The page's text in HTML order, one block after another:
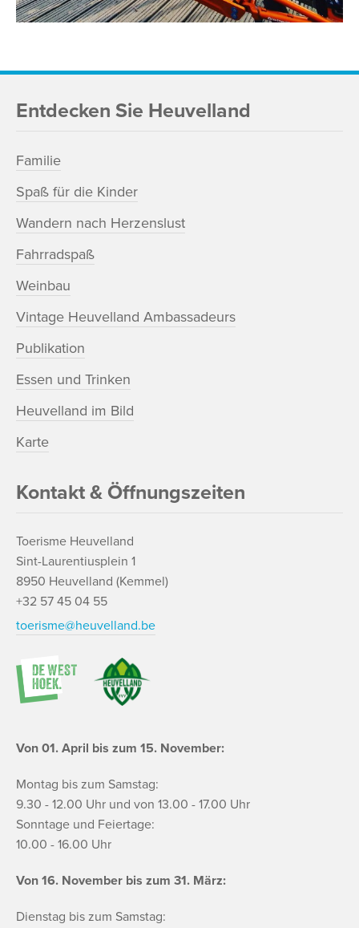
Entdecken Sie Heuvelland
Familie
Spaß für die Kinder
Wandern nach Herzenslust
Fahrradspaß
Weinbau
Vintage Heuvelland Ambassadeurs
Publikation
Essen und Trinken
Heuvelland im Bild
Karte
Kontakt & Öffnungszeiten
Toerisme Heuvelland
Sint-Laurentiusplein 1
8950 Heuvelland (Kemmel)
+32 57 45 04 55
toerisme@heuvelland.be
Von 01. April bis zum 15. November:
Montag bis zum Samstag:
9.30 - 12.00 Uhr und von 13.00 - 17.00 Uhr
Sonntage und Feiertage:
10.00 - 16.00 Uhr
Von 16. November bis zum 31. März:
Dienstag bis zum Samstag: